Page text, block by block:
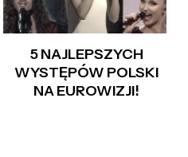
5 NAJLEPSZYCH
WYSTĘPÓW POLSKI
NA EUROWIZJI!